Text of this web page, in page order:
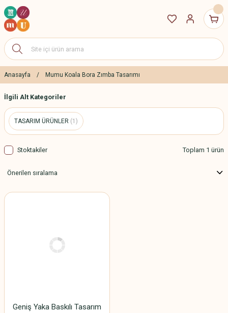
Anasayfa Mumu Koala Bora Zımba Tasarımı
İlgili Alt Kategoriler
TASARIM ÜRÜNLER (1)
Stoktakiler Toplam 1 ürün
Geniş Yaka Baskılı Tasarım